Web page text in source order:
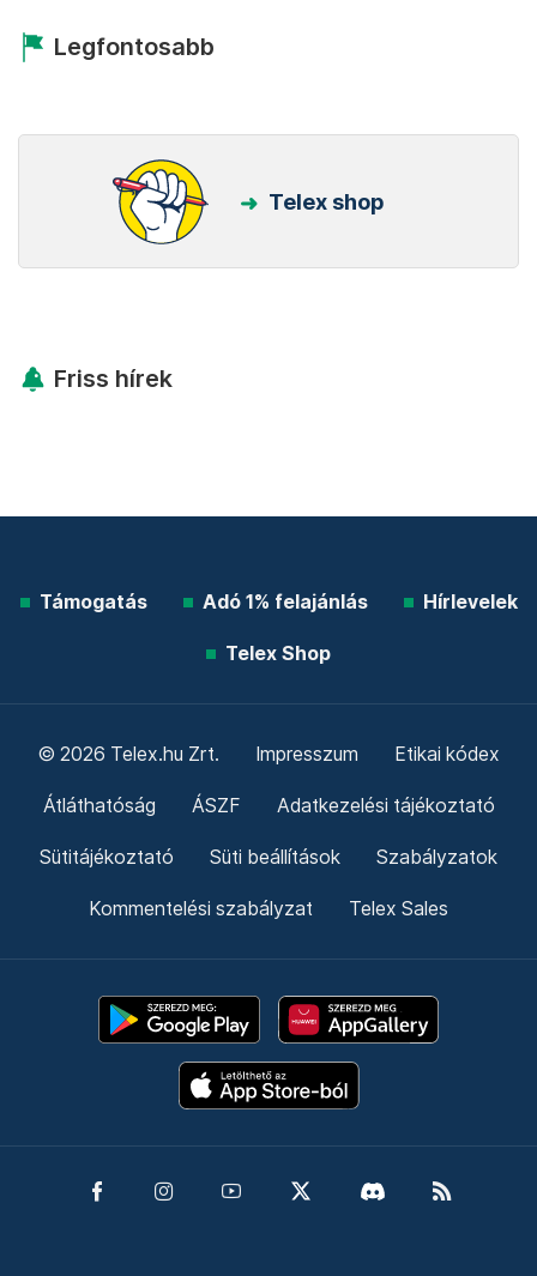
Legfontosabb
Telex shop
Friss hírek
Támogatás Adó 1% felajánlás Hírlevelek
Telex Shop
© 2026 Telex.hu Zrt. Impresszum Etikai kódex
Átláthatóság ÁSZF Adatkezelési tájékoztató
Sütitájékoztató Süti beállítások Szabályzatok
Kommentelési szabályzat Telex Sales